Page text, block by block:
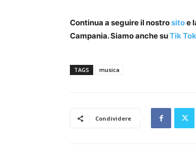
Continua a seguire il nostrositoe
Campania. Siamo anche suTik Tok
TAGS musica
Condividere